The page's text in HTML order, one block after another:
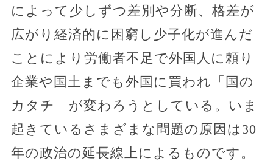
によって少しずつ差別や分断、格差が
広がり経済的に困窮し少子化が進んだ
ことにより労働者不足で外国人に頼り
企業や国土までも外国に買われ「国の
カタチ」が変わろうとしている。いま
起きているさまざまな問題の原因は30
年の政治の延長線上によるものです。